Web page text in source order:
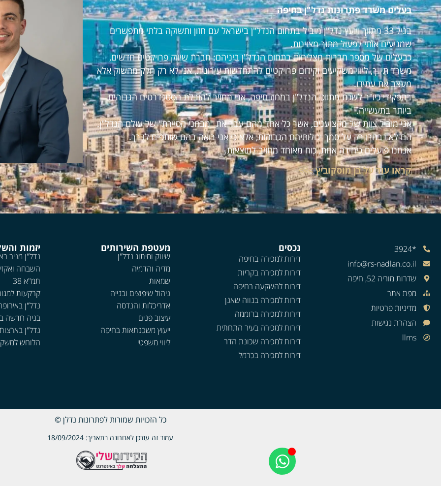
בעלים משרד פתרונות נדל"ן בחיפה
בגיל 33 מתווך ויועץ נדל"ן מוביל בתחום הנדל"ן בישראל עם חזון ותשוקה בלתי מתפשרים
שמניעים אותי לפעול מתוך מצוינות.
כבעלים של מספר חברות מצליחות בתחום הנדל"ן ביניהם: חברת שיווק פרויקטים חדשים,
משרד תיווך, ליווי משקיעים וקידום פרויקטים להתחדשות עירונית, אני לא רק חלק מהשוק אלא
מעצב את עתידו.
בתפקידי כיו"ר לשכת מתווכי הנדל"ן במחוז חיפה, אני מחויב להובלת הסטנדרטים הגבוהים
ביותר בתעשייה.
אני מוביל צוות של מקצוענים, אשר כל אחד מהם עבר את "מבחני הסיירת" של עולם הנדל"ן.
הם לא נבחרו רק על סמך יכולותיהם הגבוהות, אלא כי אני רואה בהם שותפים לדרך.
אנחנו פועלים כיחידה אחת, כוח מאוחד מחויב לתוצאות.
קראו עוד על בן מוסקוביץ >>>
*3924
info@rs-nadlan.co.il
שדרות מוריה 52, חיפה
מפת אתר
מדיניות פרטיות
הצהרת נגישות
llms
נכסים
דירות למכירה בחיפה
דירות למכירה בקריות
דירות להשקעה בחיפה
דירות למכירה בנווה שאנן
דירות למכירה ברוממה
דירות למכירה בעיר התחתית
דירות למכירה שכונת הדר
דירות למכירה בכרמל
מעטפת השירותים
שיווק ומיתוג נדל"ן
מדיה והדמיה
שמאות
ניהול שיפוצים ובנייה
אדריכלות והנדסה
עיצוב פנים
ייעוץ משכנתאות בחיפה
ליווי משפטי
יזמות
נדל"ן מניב
השבחה
תמ"א 38
קרקעות
נדל"ן
בניה חדשה
נדל"ן
הלוחש
כל הזכויות שמורות לפתרונות נדלן ©
עמוד זה עודכן לאחרונה בתאריך: 18/09/2024